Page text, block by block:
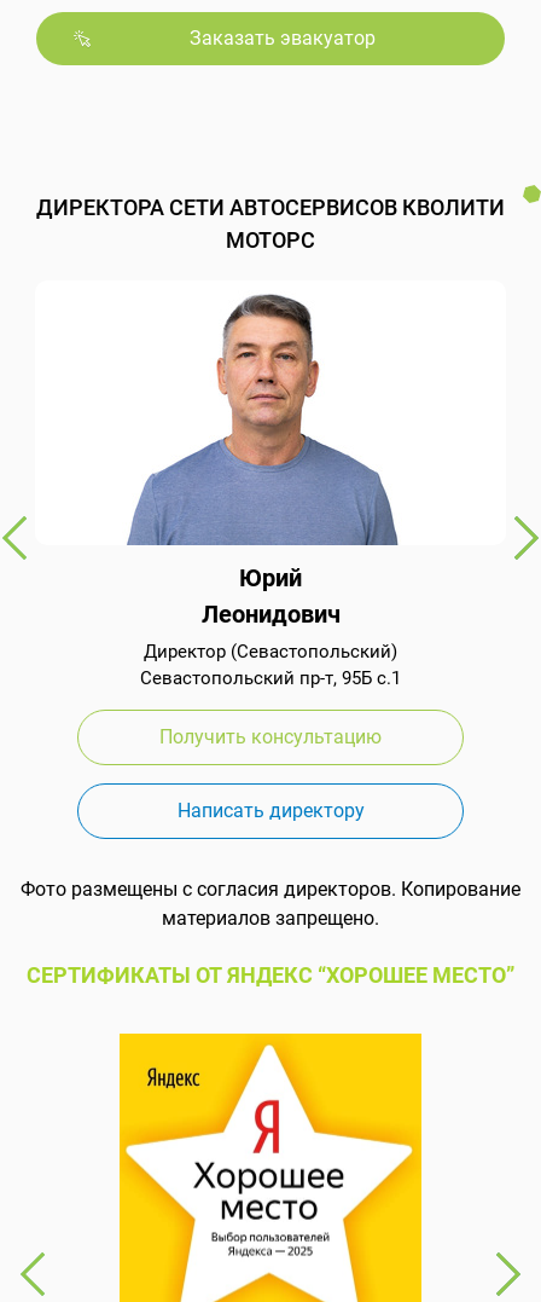
Заказать эвакуатор
ДИРЕКТОРА СЕТИ АВТОСЕРВИСОВ КВОЛИТИ
МОТОРС
Юрий
Леонидович
Директор (Севастопольский)
Севастопольский пр-т, 95Б с.1
Получить консультацию
Написать директору
Фото размещены с согласия директоров. Копирование
материалов запрещено.
СЕРТИФИКАТЫ ОТ ЯНДЕКС “ХОРОШЕЕ МЕСТО”